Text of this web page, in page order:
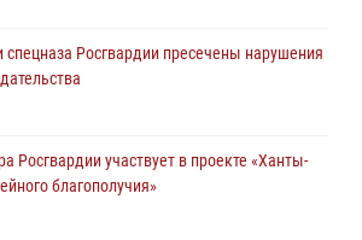
спецназа Росгвардии пресечены нарушения
Росгвардии участвует в проекте «Ханты-
благополучия»